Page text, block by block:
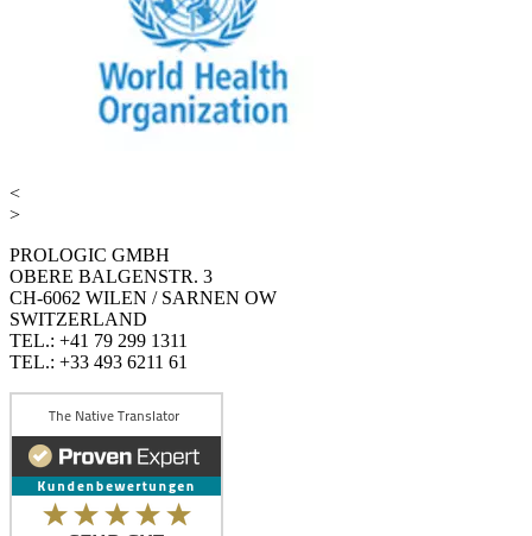
<
>
PROLOGIC GMBH
OBERE BALGENSTR. 3
CH-6062 WILEN / SARNEN OW
SWITZERLAND
TEL.: +41 79 299 1311
TEL.: +33 493 6211 61